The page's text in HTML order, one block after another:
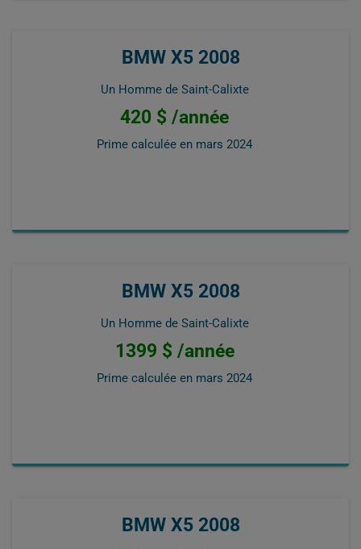
BMW X5 2008
Un Homme de Saint-Calixte
420 $ /année
Prime calculée en mars 2024
BMW X5 2008
Un Homme de Saint-Calixte
1399 $ /année
Prime calculée en mars 2024
BMW X5 2008